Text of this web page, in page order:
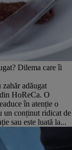
Dilema care îi
adăugat
HoReCa. O
în atenție o
un conținut ridicat de
sau este luată la...